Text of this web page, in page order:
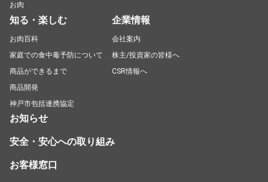
お肉
知る・楽しむ
お肉百科
家庭での食中毒予防について
商品ができるまで
商品開発
神戸市包括連携協定
企業情報
会社案内
株主/投資家の皆様へ
CSR情報へ
お知らせ
安全・安心への取り組み
お客様窓口